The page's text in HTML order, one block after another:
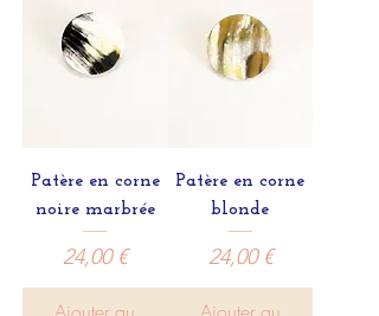
Patère en corne
noire marbrée
Prix
24,00 €
Patère en corne
blonde
Prix
24,00 €